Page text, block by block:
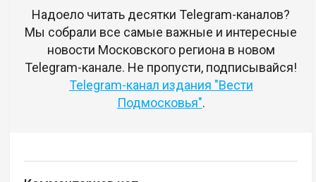
Надоело читать десятки Telegram-каналов?
Мы собрали все самые важные и интересные
новости Московского региона в новом
Telegram-канале. Не пропусти, подписывайся!
Telegram-канал издания "Вести
Подмосковья".